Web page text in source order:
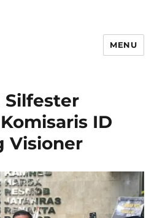
MENU
Silfester
ID
Visioner